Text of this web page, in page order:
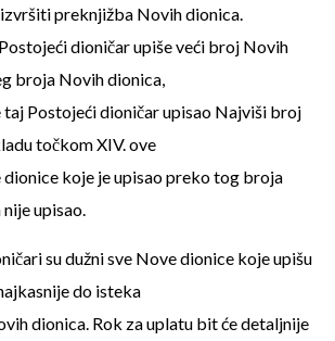
izvršiti preknjižba Novih dionica.
dioničar upiše veći broj Novih
broja Novih dionica,
taj Postojeći dioničar upisao Najviši broj
točkom XIV. ove
dionice koje je upisao preko tog broja
upisao.
su dužni sve Nove dionice koje upišu
do isteka
dionica. Rok za uplatu bit će detaljnije